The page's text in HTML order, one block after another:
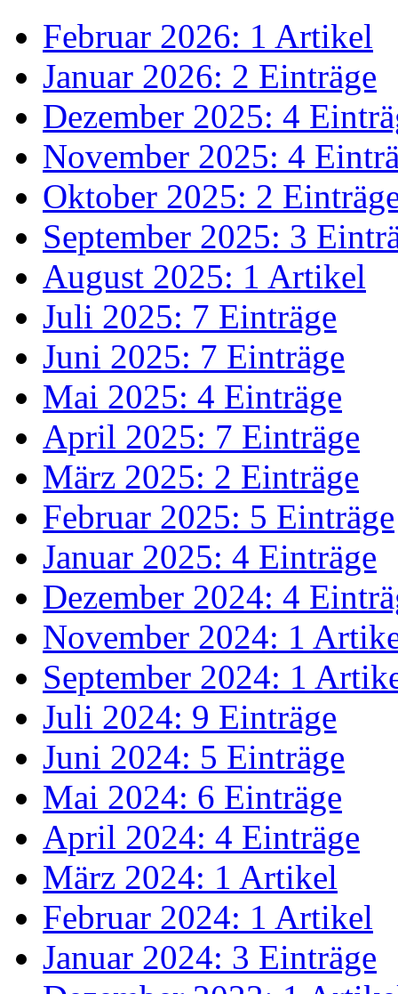
Februar 2026: 1 Artikel
Januar 2026: 2 Einträge
Dezember 2025: 4
November 2025: 4
Oktober 2025: 2
September 2025: 3
August 2025: 1 Artikel
Juli 2025: 7 Einträge
Juni 2025: 7 Einträge
Mai 2025: 4 Einträge
April 2025: 7 Einträge
März 2025: 2 Einträge
Februar 2025: 5 Einträge
Januar 2025: 4 Einträge
Dezember 2024: 4
November 2024: 1
September 2024: 1
Juli 2024: 9 Einträge
Juni 2024: 5 Einträge
Mai 2024: 6 Einträge
April 2024: 4 Einträge
März 2024: 1 Artikel
Februar 2024: 1 Artikel
Januar 2024: 3 Einträge